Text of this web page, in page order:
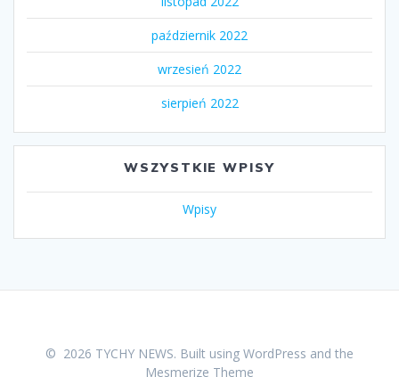
październik 2022
wrzesień 2022
sierpień 2022
WSZYSTKIE WPISY
Wpisy
© 2026 TYCHY NEWS. Built using WordPress and the
Mesmerize Theme